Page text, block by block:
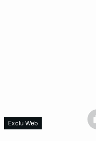
Exclu Web